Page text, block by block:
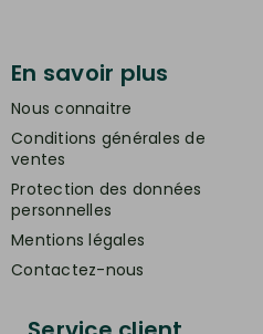
En savoir plus
Nous connaitre
Conditions générales de
ventes
Protection des données
personnelles
Mentions légales
Contactez-nous